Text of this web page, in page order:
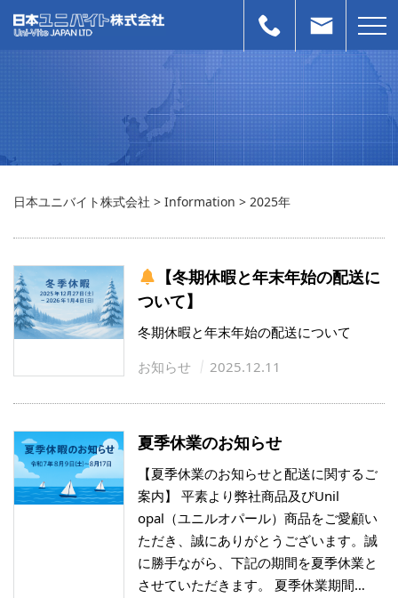
日本ユニバイト株式会社 > Information > 2025年
【冬期休暇と年末年始の配送に
ついて】
冬期休暇と年末年始の配送について
お知らせ
2025.12.11
夏季休業のお知らせ
【夏季休業のお知らせと配送に関するご
案内】 平素より弊社商品及びUnil
opal（ユニルオパール）商品をご愛顧い
ただき、誠にありがとうございます。誠
に勝手ながら、下記の期間を夏季休業と
させていただきます。 夏季休業期間…